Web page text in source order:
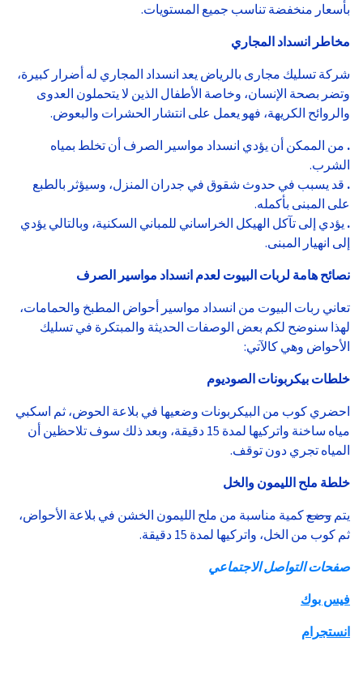
بأسعار منخفضة تناسب جميع المستويات.
مخاطر انسداد المجاري
شركة تسليك مجارى بالرياض يعد انسداد المجاري له أضرار كبيرة،
وتضر بصحة الإنسان، وخاصة الأطفال الذين لا يتحملون العدوى
والروائح الكريهة، فهو يعمل على انتشار الحشرات والبعوض.
من الممكن أن يؤدي انسداد مواسير الصرف أن تخلط بمياه
الشرب.
قد يسبب في حدوث شقوق في جدران المنزل، وسيؤثر بالطبع
على المبنى بأكمله.
يؤدي إلى تآكل الهيكل الخراساني للمباني السكنية، وبالتالي يؤدي
إلى انهيار المبنى.
نصائح هامة لربات البيوت لعدم انسداد مواسير الصرف
تعاني ربات البيوت من انسداد مواسير أحواض المطبخ والحمامات،
لهذا سنوضح لكم بعض الوصفات الحديثة والمبتكرة في تسليك
الأحواض وهي كالآتي:
خلطات بيكربونات الصوديوم
احضري كوب من البيكربونات وضعيها في بلاعة الحوض، ثم اسكبي
مياه ساخنة واتركيها لمدة 15 دقيقة، وبعد ذلك سوف تلاحظين أن
المياه تجري دون توقف.
خلطة ملح الليمون والخل
يتموضعكمية مناسبة من ملح الليمون الخشن في بلاعة الأحواض،
ثم كوب من الخل، واتركيها لمدة 15 دقيقة.
صفحات التواصل الاجتماعي
فيس بوك
انستجرام